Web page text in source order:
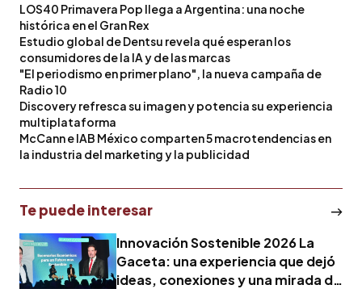
LOS40 Primavera Pop llega a Argentina: una noche
histórica en el Gran Rex
Estudio global de Dentsu revela qué esperan los
consumidores de la IA y de las marcas
"El periodismo en primer plano", la nueva campaña de
Radio 10
Discovery refresca su imagen y potencia su experiencia
multiplataforma
McCann e IAB México comparten 5 macrotendencias en
la industria del marketing y la publicidad
Te puede interesar
Innovación Sostenible 2026 La
Gaceta: una experiencia que dejó
ideas, conexiones y una mirada de